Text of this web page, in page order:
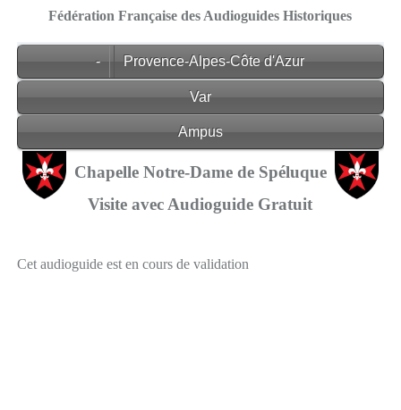
Fédération Française des Audioguides Historiques
- Provence-Alpes-Côte d'Azur
Var
Ampus
Chapelle Notre-Dame de Spéluque
Visite avec Audioguide Gratuit
Cet audioguide est en cours de validation